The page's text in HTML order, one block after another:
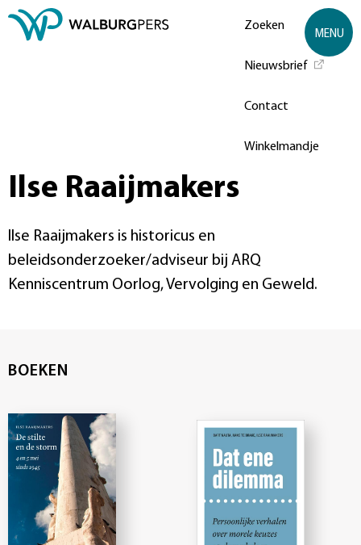
Zoeken
Nieuwsbrief
Contact
Winkelmandje
MENU
Ilse Raaijmakers
Ilse Raaijmakers is historicus en
beleidsonderzoeker/adviseur bij ARQ
Kenniscentrum Oorlog, Vervolging en Geweld.
BOEKEN